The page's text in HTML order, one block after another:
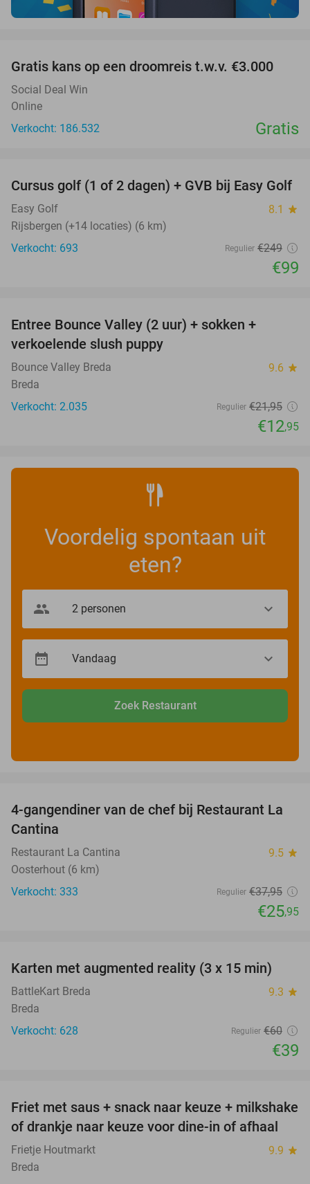
Gratis kans op een droomreis t.w.v. €3.000
Social Deal Win
Online
Verkocht: 186.532
Gratis
60%
Cursus golf (1 of 2 dagen) + GVB bij Easy Golf
Easy Golf 8.1 star
Rijsbergen (+14 locaties) (6 km)
Verkocht: 693
Regulier €249
€99
Entree Bounce Valley (2 uur) + sokken +
verkoelende slush puppy
Bounce Valley Breda 9.6 star
Breda
Verkocht: 2.035
Regulier €21,95
€12,95
Voordelig spontaan uit
eten?
Zoek Restaurant
32%
4-gangendiner van de chef bij Restaurant La
Cantina
Restaurant La Cantina 9.5 star
Oosterhout (6 km)
Verkocht: 333
Regulier €37,95
€25,95
35%
Karten met augmented reality (3 x 15 min)
BattleKart Breda 9.3 star
Breda
Verkocht: 628
Regulier €60
€39
50%
Friet met saus + snack naar keuze + milkshake
of drankje naar keuze voor dine-in of afhaal
Frietje Houtmarkt 9.9 star
Breda